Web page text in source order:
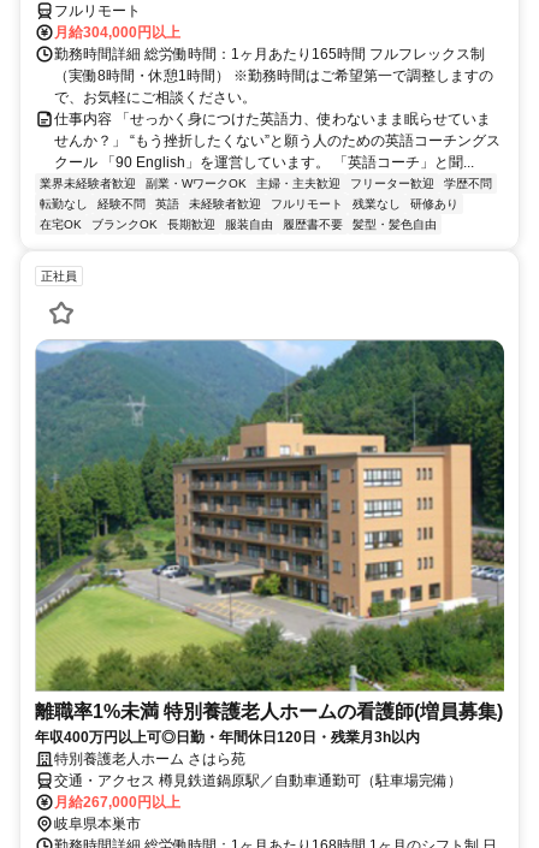
フルリモート
月給304,000円以上
勤務時間詳細 総労働時間：1ヶ月あたり165時間 フルフレックス制
（実働8時間・休憩1時間） ※勤務時間はご希望第一で調整しますの
で、お気軽にご相談ください。
仕事内容 「せっかく身につけた英語力、使わないまま眠らせていま
せんか？」 “もう挫折したくない”と願う人のための英語コーチングス
クール 「90 English」を運営しています。 「英語コーチ」と聞...
業界未経験者歓迎 副業・WワークOK 主婦・主夫歓迎 フリーター歓迎
学歴不問
転勤なし
経験不問 英語 未経験者歓迎 フルリモート 残業なし
研修あり
在宅OK
ブランクOK 長期歓迎 服装自由 履歴書不要 髪型・髪色自由
正社員
離職率1%未満 特別養護老人ホームの看護師(増員募集)
年収400万円以上可◎日勤・年間休日120日・残業月3h以内
特別養護老人ホーム さはら苑
交通・アクセス 樽見鉄道鍋原駅／自動車通勤可（駐車場完備）
月給267,000円以上
岐阜県本巣市